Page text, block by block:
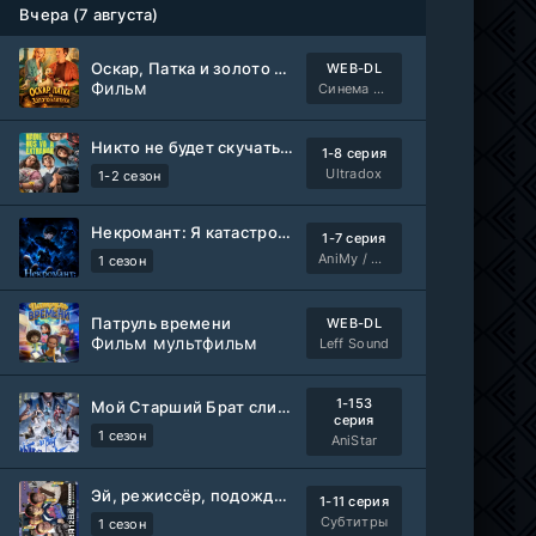
Вчера (7 августа)
Оскар, Патка и золото Балтики
Фильм
WEB-DL
Синема УС
Никто не будет скучать по нам
1-2 сезон
1-8 серия
Ultradox
Некромант: Я катастрофа
1 сезон
1-7 серия
AniMy / RuChiMe
Патруль времени
Фильм мультфильм
WEB-DL
Leff Sound
Мой Старший Брат слишком стабилен
1 сезон
1-153
серия
AniStar
Эй, режиссёр, подождите!
1 сезон
1-11 серия
Субтитры